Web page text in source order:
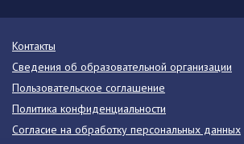
Контакты
Сведения об образовательной организации
Пользовательское соглашение
Политика конфиденциальности
Согласие на обработку персональных данных